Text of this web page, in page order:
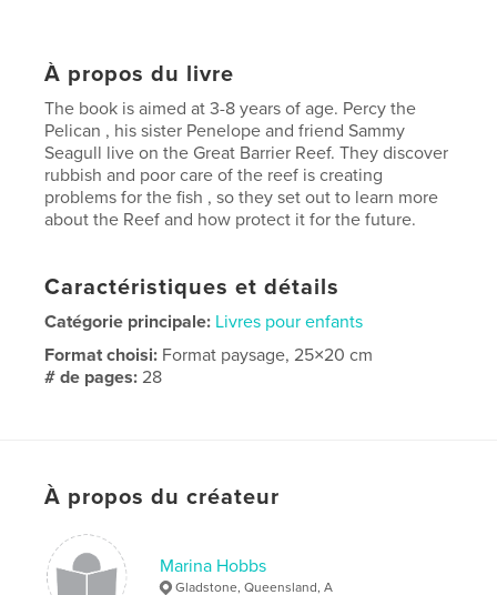
À propos du livre
The book is aimed at 3-8 years of age. Percy the
Pelican , his sister Penelope and friend Sammy
Seagull live on the Great Barrier Reef. They discover
rubbish and poor care of the reef is creating
problems for the fish , so they set out to learn more
about the Reef and how protect it for the future.
Caractéristiques et détails
Catégorie principale: Livres pour enfants
Format choisi: Format paysage, 25×20 cm
# de pages:28
Pelicans , awareness ,
À propos du créateur
Marina Hobbs
Gladstone, Queensland, A